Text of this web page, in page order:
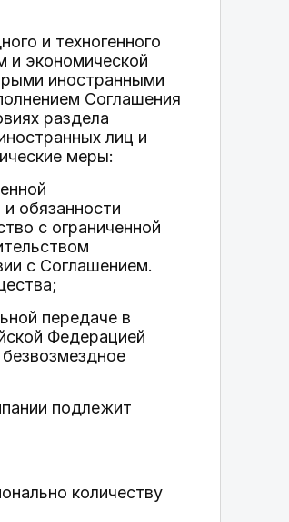
и техногенного
и экономической
иностранными
Соглашения
раздела
лиц и
меры:
обязанности
с ограниченной
с Соглашением.
передаче в
Федерацией
подлежит
количеству